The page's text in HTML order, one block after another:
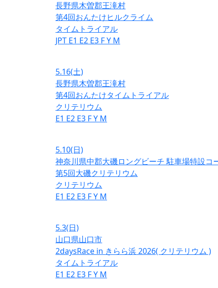
長野県木曽郡王滝村
第4回おんたけヒルクライム
タイムトライアル
JPT E1 E2 E3 FY M
5.16(土)
長野県木曽郡王滝村
第4回おんたけタイムトライアル
クリテリウム
E1 E2 E3 FY M
5.10(日)
神奈川県中郡大磯ロングビーチ 駐車場特設コ
第5回大磯クリテリウム
クリテリウム
E1 E2 E3 FY M
5.3(日)
山口県山口市
2daysRace in きらら浜 2026( クリテリウム )
タイムトライアル
E1 E2 E3 FY M